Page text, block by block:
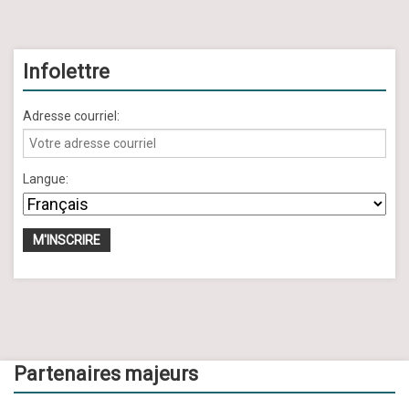
Infolettre
Adresse courriel:
Langue:
Partenaires majeurs